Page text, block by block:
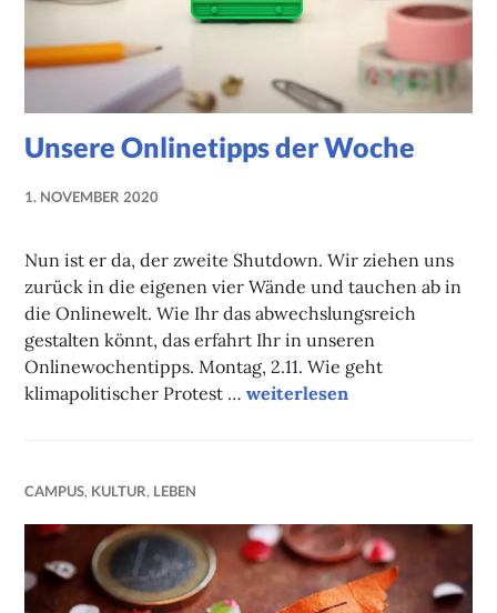
Unsere Onlinetipps der Woche
1. NOVEMBER 2020
Nun ist er da, der zweite Shutdown. Wir ziehen uns
zurück in die eigenen vier Wände und tauchen ab in
die Onlinewelt. Wie Ihr das abwechslungsreich
gestalten könnt, das erfahrt Ihr in unseren
Onlinewochentipps. Montag, 2.11. Wie geht
klimapolitischer Protest …Unsere Onlinetipps der
weiterlesen
CAMPUS, KULTUR, LEBEN